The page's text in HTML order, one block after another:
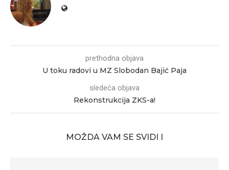
prethodna objava
U toku radovi u MZ Slobodan Bajić Paja
sledeća objava
Rekonstrukcija ZKS-a!
MOŽDA VAM SE SVIDI I